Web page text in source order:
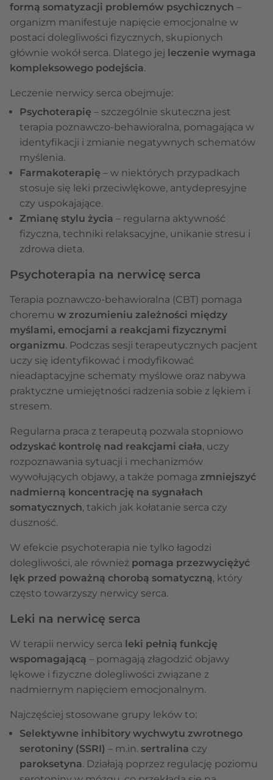
formą somatyzacji problemów psychicznych –
organizm manifestuje napięcie emocjonalne w
postaci dolegliwości fizycznych, skupionych
głównie wokół serca. Dlatego jej leczenie wymaga
kompleksowego podejścia.
Leczenie nerwicy serca obejmuje:
Psychoterapię – szczególnie skuteczna jest
terapia poznawczo-behawioralna, pomagająca w
identyfikacji i zmianie negatywnych schematów
myślenia.
Farmakoterapię – w niektórych przypadkach
stosuje się leki przeciwlękowe, antydepresyjne
czy uspokajające.
Zmianę stylu życia – regularna aktywność
fizyczna, techniki relaksacyjne, unikanie stresu i
zdrowa dieta.
Psychoterapia na nerwicę serca
Terapia poznawczo-behawioralna (CBT) pomaga
choremu w zrozumieniu zależności między
myślami, emocjami a reakcjami fizycznymi
organizmu. Podczas sesji terapeutycznych pacjent
uczy się identyfikować i modyfikować
nieadaptacyjne schematy myślowe oraz nabywa
praktyczne umiejętności radzenia sobie z lękiem i
stresem.
Regularna praca z terapeutą pozwala stopniowo
odzyskać kontrolę nad reakcjami ciała, uczy
rozpoznawania sytuacji i mechanizmów
wywołujących objawy, a także pomaga zmniejszyć
nadmierną koncentrację na sygnałach
somatycznych, takich jak kołatanie serca czy
duszność.
W efekcie psychoterapia nie tylko łagodzi
dolegliwości, ale również pomaga przezwyciężyć
lęk przed poważną chorobą somatyczną, który
często towarzyszy nerwicy serca.
Leki na nerwicę serca
W terapii nerwicy serca leki pełnią funkcję
wspomagającą – pomagają złagodzić objawy
lękowe i fizyczne dolegliwości związane z
nadmiernym napięciem emocjonalnym.
Najczęściej stosowane grupy leków to:
Selektywne inhibitory wychwytu zwrotnego
serotoniny (SSRI) – m.in. sertralina czy
paroksetyna. Działają poprzez regulację poziomu